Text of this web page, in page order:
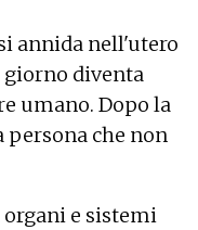
annida nell'utero
giorno diventa
umano. Dopo la
persona che non
e sistemi